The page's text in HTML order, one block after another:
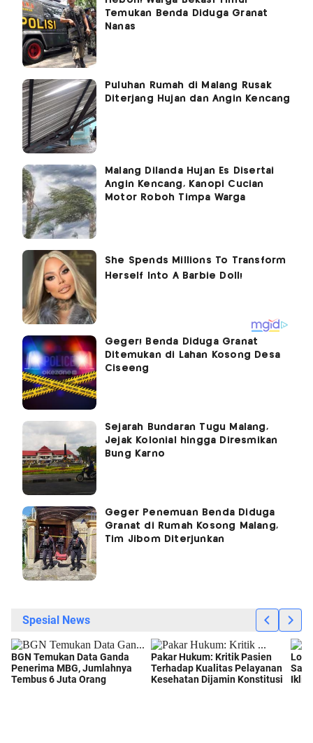
Temukan Benda Diduga Granat
Nanas
Puluhan Rumah di Malang Rusak
Diterjang Hujan dan Angin Kencang
Malang Dilanda Hujan Es Disertai
Angin Kencang, Kanopi Cucian
Motor Roboh Timpa Warga
Geger! Benda Diduga Granat
Ditemukan di Lahan Kosong Desa
Ciseeng
Sejarah Bundaran Tugu Malang,
Jejak Kolonial hingga Diresmikan
Bung Karno
Geger Penemuan Benda Diduga
Granat di Rumah Kosong Malang,
Tim Jibom Diterjunkan